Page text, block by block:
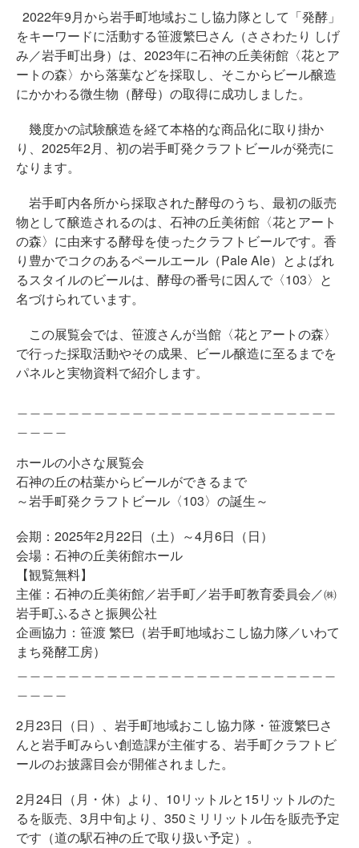
2022年9月から岩手町地域おこし協力隊として「発酵」
をキーワードに活動する笹渡繁巳さん（ささわたり しげ
み／岩手町出身）は、2023年に石神の丘美術館〈花とア
ートの森〉から落葉などを採取し、そこからビール醸造
にかかわる微生物（酵母）の取得に成功しました。
幾度かの試験醸造を経て本格的な商品化に取り掛か
り、2025年2月、初の岩手町発クラフトビールが発売に
なります。
岩手町内各所から採取された酵母のうち、最初の販売
物として醸造されるのは、石神の丘美術館〈花とアート
の森〉に由来する酵母を使ったクラフトビールです。香
り豊かでコクのあるペールエール（Pale Ale）とよばれ
るスタイルのビールは、酵母の番号に因んで〈103〉と
名づけられています。
この展覧会では、笹渡さんが当館〈花とアートの森〉
で行った採取活動やその成果、ビール醸造に至るまでを
パネルと実物資料で紹介します。
ホールの小さな展覧会
石神の丘の枯葉からビールができるまで
～岩手町発クラフトビール〈103〉の誕生～
会期：2025年2月22日（土）～4月6日（日）
会場：石神の丘美術館ホール
【観覧無料】
主催：石神の丘美術館／岩手町／岩手町教育委員会／㈱
岩手町ふるさと振興公社
企画協力：笹渡 繁巳（岩手町地域おこし協力隊／いわて
まち発酵工房）
2月23日（日）、岩手町地域おこし協力隊・笹渡繁巳さ
んと岩手町みらい創造課が主催する、岩手町クラフトビ
ールのお披露目会が開催されました。
2月24日（月・休）より、10リットルと15リットルのた
るを販売、3月中旬より、350ミリリットル缶を販売予定
です（道の駅石神の丘で取り扱い予定）。